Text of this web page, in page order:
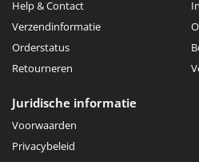
Help & Contact
Verzendinformatie
Orderstatus
Retourneren
Juridische informatie
Voorwaarden
Privacybeleid